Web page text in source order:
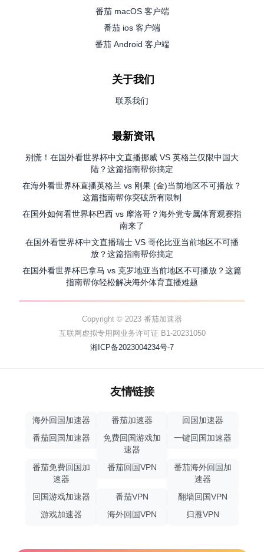
番茄 macOS 客户端
番茄 ios 客户端
番茄 Android 客户端
关于我们
联系我们
最新资讯
别慌！在国外看世界杯中文直播挪威 VS 英格兰仅限中国大
陆？这篇指南帮你搞定
在海外看世界杯直播英格兰 vs 刚果 (金)当前地区不可播放？
这篇指南帮你突破所有限制
在国外如何看世界杯巴西 vs 摩洛哥？海外党专属体育观赛指
南来了
在国外看世界杯中文直播瑞士 VS 哥伦比亚当前地区不可播
放？这篇指南帮你搞定
在国外看世界杯巴拿马 vs 克罗地亚当前地区不可播放？这篇
指南帮你轻松解决海外体育直播难题
Copyright © 2023 番茄加速器
互联网虚拟专用网业务许可证 B1-20231050
湘ICP备2023004234号-7
友情链接
海外回国加速器 番茄加速器
回国加速器
番茄回国加速器
免费回国游戏加
速器
一键回国加速器
番茄免费回国加
速器
番茄回国VPN
番茄海外回国加
速器
回国游戏加速器
番茄VPN
翻墙回国VPN
游戏加速器
海外回国VPN 归雁VPN